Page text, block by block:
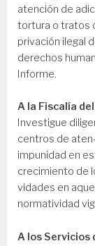
atención de
tortura o tratos
privación ilegal
derechos
Informe.
A la Fiscalía
Investigue
centros de
impunidad en
crecimiento de
vidades en
normatividad
A los Servicios